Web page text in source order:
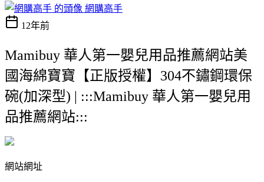
網購高手
12年前
Mamibuy 華人第一嬰兒用品推薦網站美
國海綿寶寶【正版授權】304不鏽鋼環保
碗(加深型) | :::Mamibuy 華人第一嬰兒用
品推薦網站:::
網站網址